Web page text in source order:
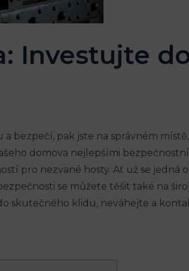
Investujte
bezpečí, pak jste na správném
domova nejlepšími
pro nezvané hosty. Ať už se jedná
se můžete těšit také na
skutečného klidu, neváhejte a